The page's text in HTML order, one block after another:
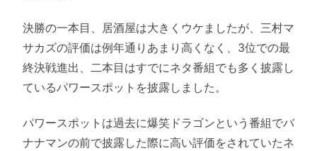
決勝の一本目、居酒屋は大きくウケましたが、三村マ
サカズの評価は例年通りあまり高くなく、3位での最
終決戦進出、二本目はすでにネタ番組でも多く披露し
ているパワースポットを披露しました。
パワースポットは過去に爆笑ドラゴンという番組でバ
ナナマンの前で披露した際に高い評価をされていたネ